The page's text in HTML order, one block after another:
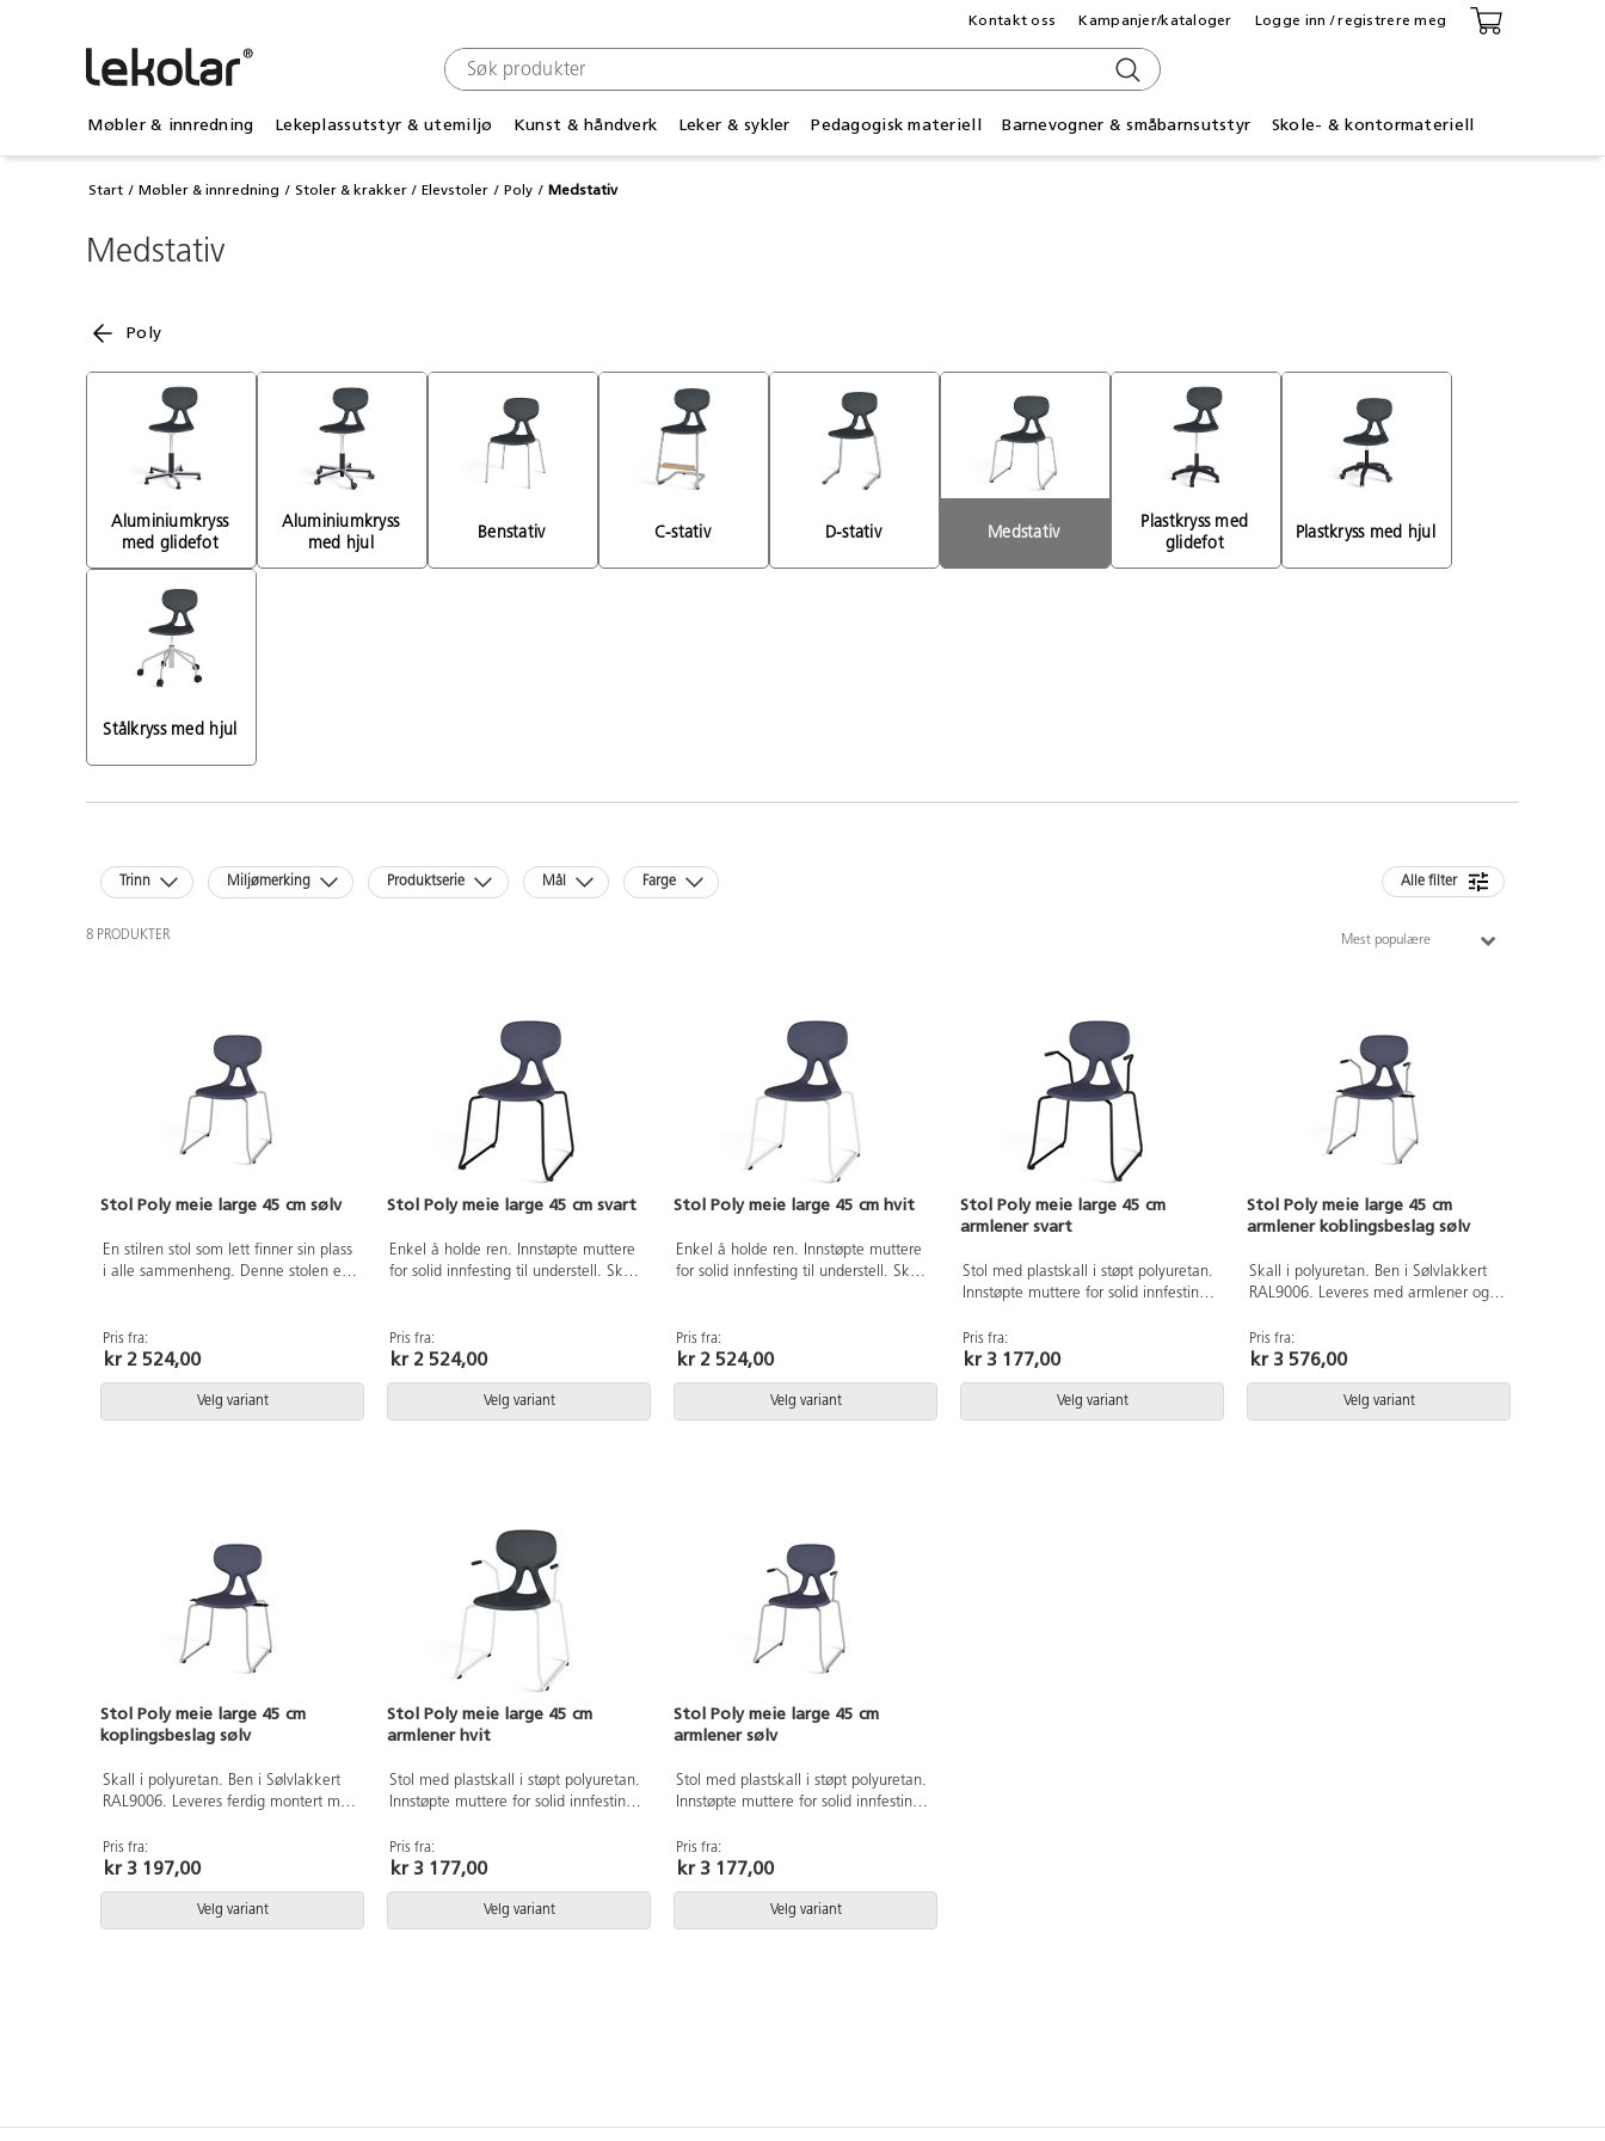
Møbler & innredning Lekeplassutstyr & utemiljø Kunst & håndverk Leker & sykler Pedagogisk materiell Barnevogner & småbarnsutstyr Skole- & kontormateriell
Kontakt oss Kampanjer/kataloger Logge inn / registrere meg
Start Møbler & innredning Stoler & krakker Elevstoler Poly Medstativ
Medstativ
Poly
Aluminiumkryss
med glidefot
Aluminiumkryss
med hjul
Benstativ C-stativ D-stativ Medstativ
Plastkryss med
glidefot
Plastkryss med hjul
Stålkryss med hjul
Trinn Miljømerking Produktserie Mål Farge Alle filter
8 PRODUKTER Mest populære
Stol Poly meie large 45 cm sølv
En stilren stol som lett finner sin plass
i alle sammenheng. Denne stolen er
Den ergonomiske fasongen hjelper
brukeren til en bedre holdning. Enkel
å holde ren. Innstøpte muttere for
solid innfesting til understell. Skall i
polyuretan, epoxylakkert
Pris fra:
kr 2 524,00
Velg variant
Stol Poly meie large 45 cm svart
Enkel å holde ren. Innstøpte muttere
for solid innfesting til understell. Skall
Sittehøyde 45 cm, setebrede 44 cm,
setedybde 40 cm.
Pris fra:
kr 2 524,00
Velg variant
Stol Poly meie large 45 cm hvit
Enkel å holde ren. Innstøpte muttere
for solid innfesting til understell. Skall
Sittehøyde 45 cm, setebrede 44 cm,
setedybde 40 cm.
Pris fra:
kr 2 524,00
Velg variant
Stol Poly meie large 45 cm
armlener svart
Stol med plastskall i støpt polyuretan.
Innstøpte muttere for solid innfesting
epoxylakkert i svart RAL9005. Med
armlener. Sittehøyde 45 cm.
Setebredde 44 cm, setedybde 40 cm.
Pris fra:
kr 3 177,00
Velg variant
Stol Poly meie large 45 cm
armlener koblingsbeslag sølv
Skall i polyuretan. Ben i Sølvlakkert
RAL9006. Leveres med armlener og
Sittehøyde 45 cm. Setebredde 44 cm.
Setedybde 40 cm.
Pris fra:
kr 3 576,00
Velg variant
Stol Poly meie large 45 cm
koplingsbeslag sølv
Skall i polyuretan. Ben i Sølvlakkert
RAL9006. Leveres ferdig montert med
Setebredde 44 cm. Setedybde 40 cm.
Pris fra:
kr 3 197,00
Velg variant
Stol Poly meie large 45 cm
armlener hvit
Stol med plastskall i støpt polyuretan.
Innstøpte muttere for solid innfesting
epoxylakkert i hvit RAL9003. Med
armlener. Sittehøyde 45 cm.
Setebredde 44 cm, setedybde 40 cm.
Pris fra:
kr 3 177,00
Velg variant
Stol Poly meie large 45 cm
armlener sølv
Stol med plastskall i støpt polyuretan.
Innstøpte muttere for solid innfesting
epoxylakkert i sølv RAL9006. Med
armlener. Sittehøyde 45 cm.
Setebredde 44 cm, setedybde 40 cm.
Pris fra:
kr 3 177,00
Velg variant